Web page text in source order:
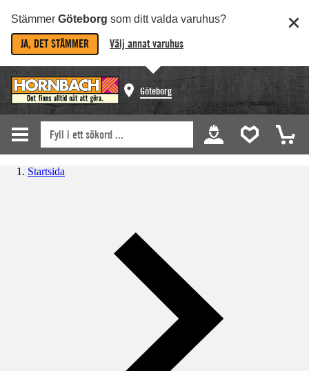
Stämmer Göteborg som ditt valda varuhus?
JA, DET STÄMMER Välj annat varuhus
Göteborg
Startsida